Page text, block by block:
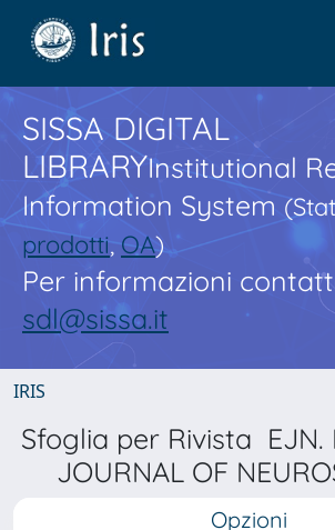
SISSA DIGITAL
LIBRARYInstitutional
Information System
prodotti,OA)
Per informazioni
sdl@sissa.it
IRIS
Sfoglia per Rivista EJN.
JOURNAL OF
Opzioni